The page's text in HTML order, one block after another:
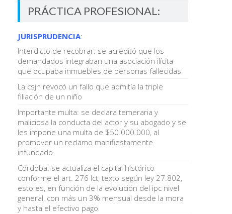
PRÁCTICA PROFESIONAL:
JURISPRUDENCIA:
Interdicto de recobrar: se acreditó que los
demandados integraban una asociación ilícita
que ocupaba inmuebles de personas fallecidas
La csjn revocó un fallo que admitía la triple
filiación de un niño
Importante multa: se declara temeraria y
maliciosa la conducta del actor y su abogado y se
les impone una multa de $50.000.000, al
promover un reclamo manifiestamente
infundado
Córdoba: se actualiza el capital histórico
conforme el art. 276 lct, texto según ley 27.802,
esto es, en función de la evolución del ipc nivel
general, con más un 3% mensual desde la mora
y hasta el efectivo pago